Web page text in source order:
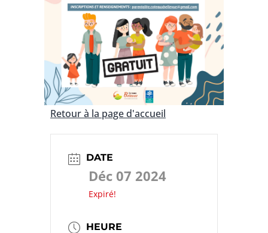
Retour à la page d'accueil
DATE
Déc 07 2024
Expiré!
HEURE